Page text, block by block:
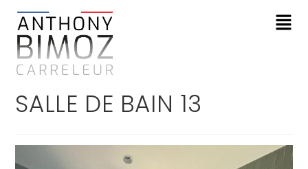
SALLE DE BAIN 13